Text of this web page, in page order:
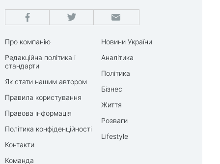
Про компанію
Редакційна політика і
стандарти
Як стати нашим автором
Правила користування
Правова інформація
Політика конфіденційності
Контакти
Команда
Новини України
Аналітика
Політика
Бізнес
Життя
Розваги
Lifestyle